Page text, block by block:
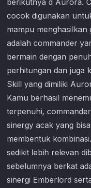
berikutnya d Aurora.
cocok digunakan
mampu
adalah commander
bermain dengan
perhitungan dan juga
Skill yang dimiliki
Kamu berhasil
terpenuhi,
sinergy acak yang
membentuk
sedikit lebih relevan
sebelumnya berkat
sinergi Emberlord